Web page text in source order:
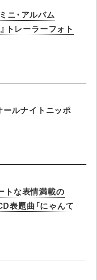
ニ・アルバム
トレーラーフォト
ールナイトニッポ
トな表情満載の
表題曲「にゃんて